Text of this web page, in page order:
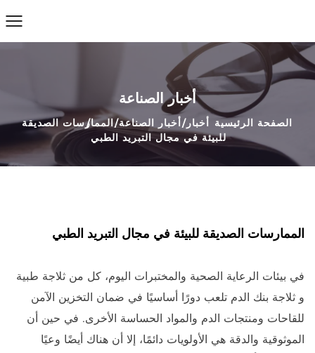
أخبار الصناعة
الصفحة الرئيسية أخبار أخبار الصناعة الممارسات الصديقة
للبيئة في مجال التبريد الطبي
الممارسات الصديقة للبيئة في مجال التبريد الطبي
في بيئات الرعاية الصحية والمختبرات اليوم، كل من ثلاجة طبية
و ثلاجة بنك الدم تلعب دورًا أساسيًا في ضمان التخزين الآمن
للقاحات ومنتجات الدم والمواد الحساسة الأخرى. في حين أن
الموثوقية والدقة هي الأولويات دائمًا، إلا أن هناك أيضًا وعيًا